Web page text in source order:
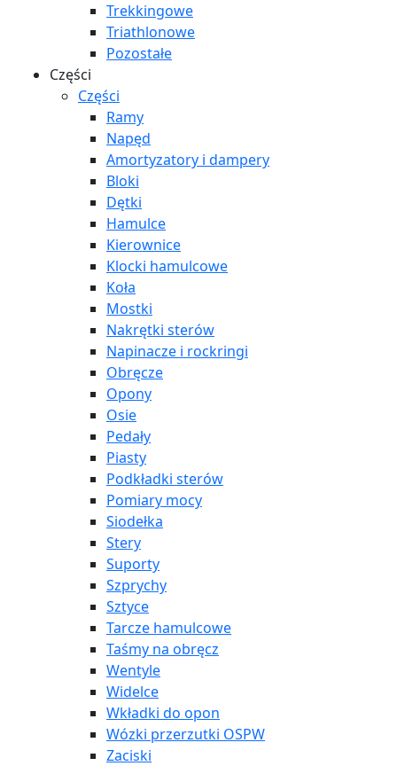
Trekkingowe
Triathlonowe
Pozostałe
Części
Części
Ramy
Napęd
Amortyzatory i dampery
Bloki
Dętki
Hamulce
Kierownice
Klocki hamulcowe
Koła
Mostki
Nakrętki sterów
Napinacze i rockringi
Obręcze
Opony
Osie
Pedały
Piasty
Podkładki sterów
Pomiary mocy
Siodełka
Stery
Suporty
Szprychy
Sztyce
Tarcze hamulcowe
Taśmy na obręcz
Wentyle
Widelce
Wkładki do opon
Wózki przerzutki OSPW
Zaciski